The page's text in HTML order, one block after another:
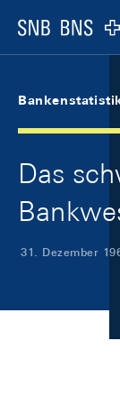
Logo
Das
31. Dezember